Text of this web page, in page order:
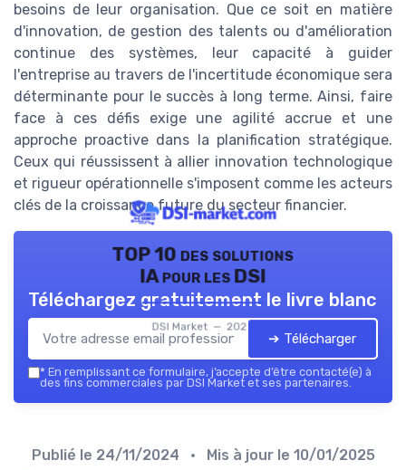
besoins de leur organisation. Que ce soit en matière
d'innovation, de gestion des talents ou d'amélioration
continue des systèmes, leur capacité à guider
l'entreprise au travers de l'incertitude économique sera
déterminante pour le succès à long terme. Ainsi, faire
face à ces défis exige une agilité accrue et une
approche proactive dans la planification stratégique.
Ceux qui réussissent à allier innovation technologique
et rigueur opérationnelle s'imposent comme les acteurs
clés de la croissance future du secteur financier.
TOP 10 des solutions
IA pour les DSI
DSI Market — 2026
Téléchargez gratuitement le livre blanc
➔ Télécharger
* En remplissant ce formulaire, j’accepte d’être contacté(e) à
des fins commerciales par DSI Market et ses partenaires.
Publié le 24/11/2024 • Mis à jour le 10/01/2025